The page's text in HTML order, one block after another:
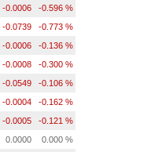
-0.0006 -0.596 %
-0.0739 -0.773 %
-0.0006 -0.136 %
-0.0008 -0.300 %
-0.0549 -0.106 %
-0.0004 -0.162 %
-0.0005 -0.121 %
0.0000 0.000 %